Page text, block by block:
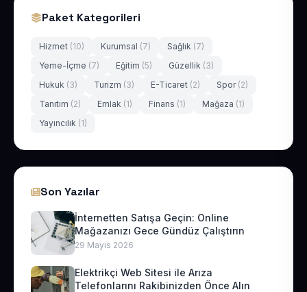
Paket Kategorileri
Hizmet (10) Kurumsal (7) Sağlık (7)
Yeme-İçme (7) Eğitim (5) Güzellik (3)
Hukuk (3) Turizm (3) E-Ticaret (2) Spor (2)
Tanıtım (2) Emlak (1) Finans (1) Mağaza (1)
Yayıncılık (1)
Son Yazılar
İnternetten Satışa Geçin: Online
Mağazanızı Gece Gündüz Çalıştırın
29 Mayıs 2026
Elektrikçi Web Sitesi ile Arıza
Telefonlarını Rakibinizden Önce Alın